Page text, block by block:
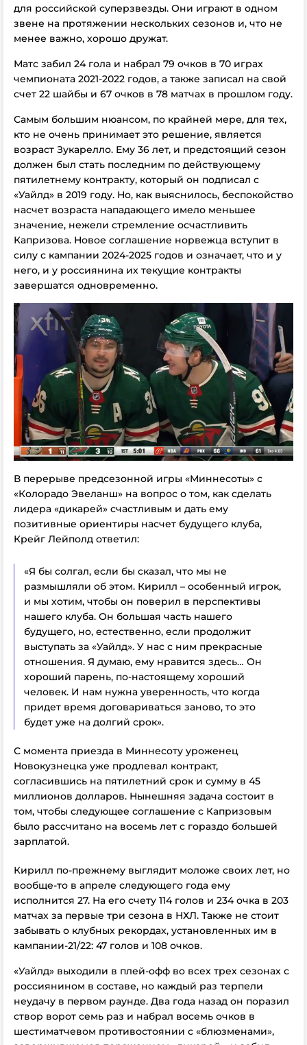
для российской суперзвезды. Они играют в одном
звене на протяжении нескольких сезонов и, что не
менее важно, хорошо дружат.
Матс забил 24 гола и набрал 79 очков в 70 играх
чемпионата 2021-2022 годов, а также записал на свой
счет 22 шайбы и 67 очков в 78 матчах в прошлом году.
Самым большим нюансом, по крайней мере, для тех,
кто не очень принимает это решение, является
возраст Зукарелло. Ему 36 лет, и предстоящий сезон
должен был стать последним по действующему
пятилетнему контракту, который он подписал с
«Уайлд» в 2019 году. Но, как выяснилось, беспокойство
насчет возраста нападающего имело меньшее
значение, нежели стремление осчастливить
Капризова. Новое соглашение норвежца вступит в
силу с кампании 2024-2025 годов и означает, что и у
него, и у россиянина их текущие контракты
завершатся одновременно.
В перерыве предсезонной игры «Миннесоты» с
«Колорадо Эвеланш» на вопрос о том, как сделать
лидера «дикарей» счастливым и дать ему
позитивные ориентиры насчет будущего клуба,
Крейг Лейполд ответил:
«Я бы солгал, если бы сказал, что мы не
размышляли об этом. Кирилл – особенный игрок,
и мы хотим, чтобы он поверил в перспективы
нашего клуба. Он большая часть нашего
будущего, но, естественно, если продолжит
выступать за «Уайлд». У нас с ним прекрасные
отношения. Я думаю, ему нравится здесь… Он
хороший парень, по-настоящему хороший
человек. И нам нужна уверенность, что когда
придет время договариваться заново, то это
будет уже на долгий срок».
С момента приезда в Миннесоту уроженец
Новокузнецка уже продлевал контракт,
согласившись на пятилетний срок и сумму в 45
миллионов долларов. Нынешняя задача состоит в
том, чтобы следующее соглашение с Капризовым
было рассчитано на восемь лет с гораздо большей
зарплатой.
Кирилл по-прежнему выглядит моложе своих лет, но
вообще-то в апреле следующего года ему
исполнится 27. На его счету 114 голов и 234 очка в 203
матчах за первые три сезона в НХЛ. Также не стоит
забывать о клубных рекордах, установленных им в
кампании-21/22: 47 голов и 108 очков.
«Уайлд» выходили в плей-офф во всех трех сезонах с
россиянином в составе, но каждый раз терпели
неудачу в первом раунде. Два года назад он поразил
створ ворот семь раз и набрал восемь очков в
шестиматчевом противостоянии с «блюзменами»,